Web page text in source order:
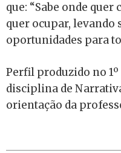
que: “Sabe onde quer
quer ocupar, levando
oportunidades para
Perfil produzido no 1º
disciplina de
orientação da